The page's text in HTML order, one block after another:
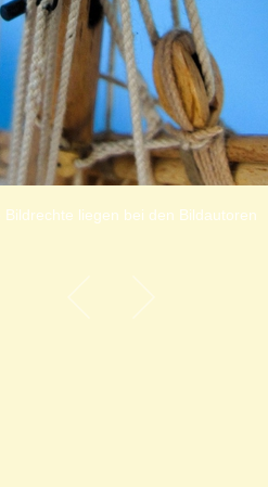
Bildrechte liegen bei den Bildautoren